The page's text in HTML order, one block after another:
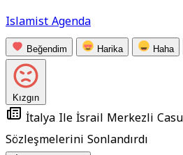
Islamist Agenda
Beğendim Harika Haha
Kızgın
İtalya Ile İsrail Merkezli
Sözleşmelerini Sonlandırdı